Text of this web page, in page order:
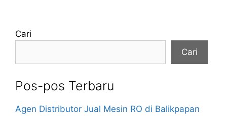
Cari
Cari
Pos-pos Terbaru
Agen Distributor Jual Mesin RO di Balikpapan